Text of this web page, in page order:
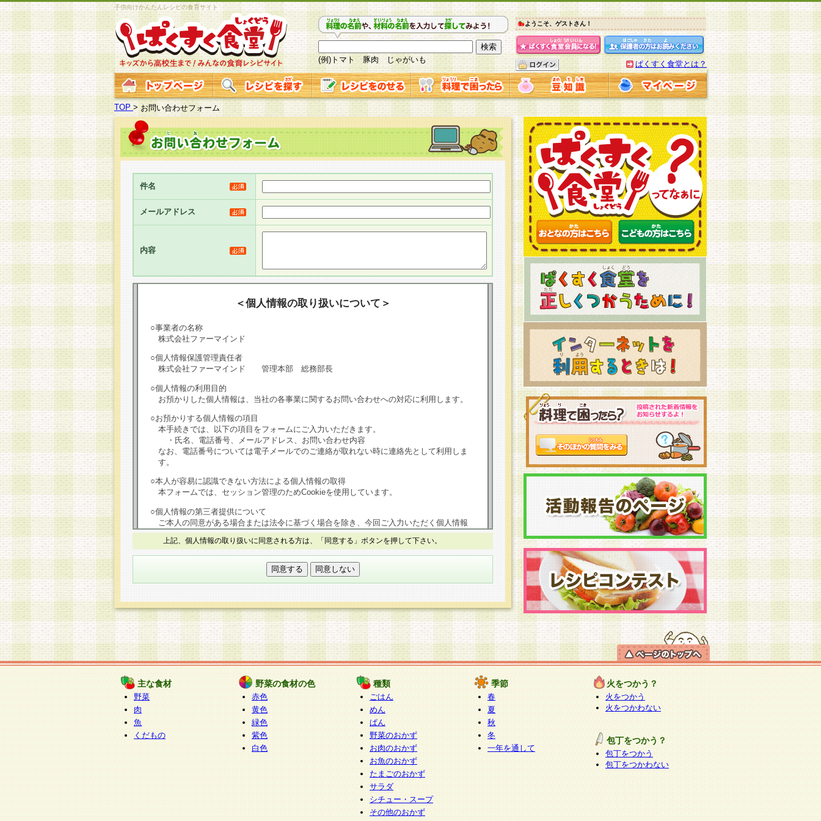
子供向けかんたんレシピの食育サイト
(例)トマト 豚肉 じゃがいも
ようこそ、ゲストさん！
ぱくすく食堂とは？
TOP >お問い合わせフォーム
件名
メールアドレス
内容
＜個人情報の取り扱いについて＞
○事業者の名称
株式会社ファーマインド
○個人情報保護管理責任者
株式会社ファーマインド 管理本部 総務部長
○個人情報の利用目的
お預かりした個人情報は、当社の各事業に関するお問い合わせへの対応に利用します。
○お預かりする個人情報の項目
本手続きでは、以下の項目をフォームにご入力いただきます。
・氏名、電話番号、メールアドレス、お問い合わせ内容
なお、電話番号については電子メールでのご連絡が取れない時に連絡先として利用しま
す。
○本人が容易に認識できない方法による個人情報の取得
本フォームでは、セッション管理のためCookieを使用しています。
○個人情報の第三者提供について
ご本人の同意がある場合または法令に基づく場合を除き、今回ご入力いただく個人情報
は第三者に提供しません。
個人情報の取り扱いを外部に委託する場合は、当社が規定する個人情報管理基準を満た
す企業を選定して委託を行い、適切な取り扱いが行われるよう監督します。
本人からの求めにより、当社が本件により取得した開示対象個人情報の利用目的の通
知・開示・内容の訂正・追加または削除・利用の停止・消去及び第三者への提供の禁止
（以下、総称して「開示等」といいます。）に応じます。
開示等に応じる窓口は以下になります。
ぱくすく食堂個人情報お客様相談窓口
paku-info@pakusuku.com
個人情報を与えることは任意ですが、個人情報の取扱いについて同意をいただけない場
合には、当社のサービスの提供、お客様からのお問い合わせ・ご相談への対応ができな
い場合がございますのでご了承ください。
上記、個人情報の取り扱いに同意される方は、「同意する」ボタンを押して下さい。
主な食材
野菜
肉
魚
くだもの
野菜の食材の色
赤色
黄色
緑色
紫色
白色
種類
ごはん
めん
ぱん
野菜のおかず
お肉のおかず
お魚のおかず
たまごのおかず
サラダ
シチュー・スープ
その他のおかず
季節
春
夏
秋
冬
一年を通して
火をつかう？
火をつかう
火をつかわない
包丁をつかう？
包丁をつかう
包丁をつかわない